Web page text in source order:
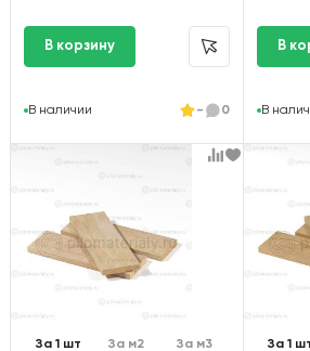
В наличии - 0 В
За 1 шт За м2 За м3 За 1